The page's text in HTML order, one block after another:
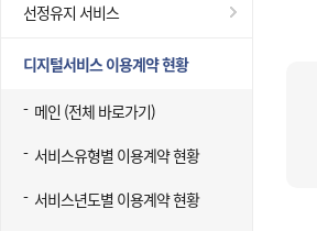
선정유지 서비스
디지털서비스 이용계약 현황
메인 (전체 바로가기)
서비스유형별 이용계약 현황
서비스년도별 이용계약 현황